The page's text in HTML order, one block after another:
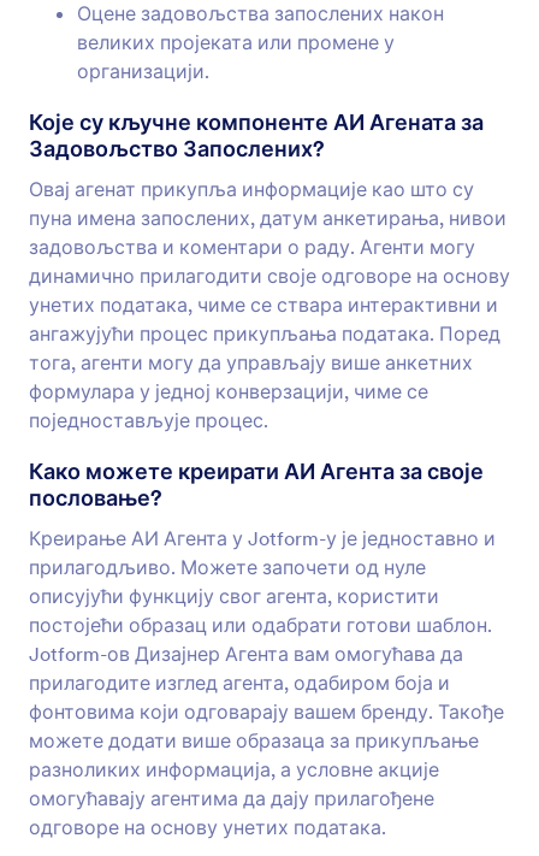
Оцене задовољства запослених након
великих пројеката или промене у
организацији.
Које су кључне компоненте АИ Агената за
Задовољство Запослених?
Овај агенат прикупља информације као што су
пуна имена запослених, датум анкетирања, нивои
задовољства и коментари о раду. Агенти могу
динамично прилагодити своје одговоре на основу
унетих података, чиме се ствара интерактивни и
ангажујући процес прикупљања података. Поред
тога, агенти могу да управљају више анкетних
формулара у једној конверзацији, чиме се
поједностављује процес.
Како можете креирати АИ Агента за своје
пословање?
Креирање АИ Агента у Jotform-у је једноставно и
прилагодљиво. Можете започети од нуле
описујући функцију свог агента, користити
постојећи образац или одабрати готови шаблон.
Jotform-ов Дизајнер Агента вам омогућава да
прилагодите изглед агента, одабиром боја и
фонтовима који одговарају вашем бренду. Такође
можете додати више образаца за прикупљање
разноликих информација, а условне акције
омогућавају агентима да дају прилагођене
одговоре на основу унетих података.